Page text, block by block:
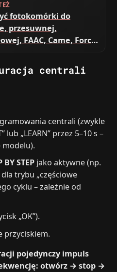
fotokomórki do
przesuwnej,
FAAC, Came, Force,
centrali
centrali (zwykle
lub „LEARN” przez 5–10 s –
BY STEP jako aktywne (np.
trybu „częściowe
cyklu – zależnie od
„OK”).
przyciskiem.
pojedynczy impuls
otwórz → stop →